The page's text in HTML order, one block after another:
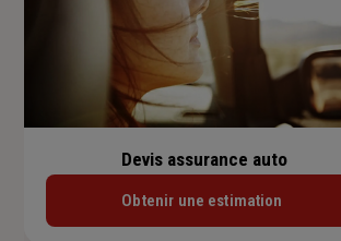
Devis assurance auto
Obtenir une estimation